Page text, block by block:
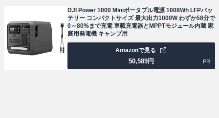
DJI Power 1000 Miniポータブル電源 1008Wh LFPバッ
テリー コンパクトサイズ 最大出力1000W わずか58分で
0～80%まで充電 車載充電器とMPPTモジュール内蔵 家
庭用発電機 キャンプ用
50,589円
Amazonで見る
PR